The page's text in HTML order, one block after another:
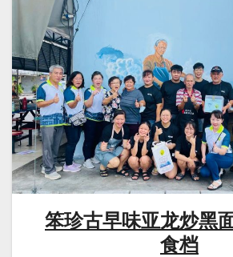
笨珍古早味亚龙炒黑
食档